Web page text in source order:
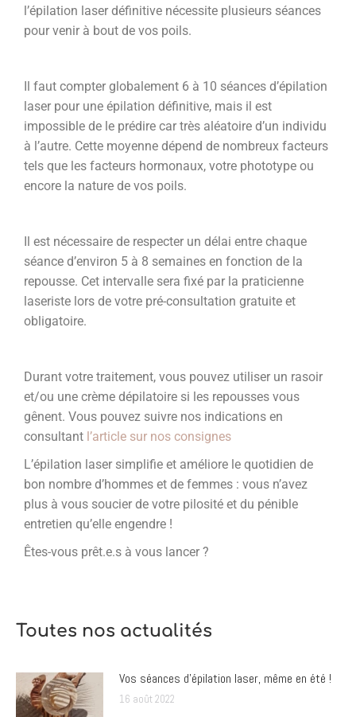
l’épilation laser définitive nécessite plusieurs séances
pour venir à bout de vos poils.
Il faut compter globalement 6 à 10 séances d’épilation
laser pour une épilation définitive, mais il est
impossible de le prédire car très aléatoire d’un individu
à l’autre. Cette moyenne dépend de nombreux facteurs
tels que les facteurs hormonaux, votre phototype ou
encore la nature de vos poils.
Il est nécessaire de respecter un délai entre chaque
séance d’environ 5 à 8 semaines en fonction de la
repousse. Cet intervalle sera fixé par la praticienne
laseriste lors de votre pré-consultation gratuite et
obligatoire.
Durant votre traitement, vous pouvez utiliser un rasoir
et/ou une crème dépilatoire si les repousses vous
gênent. Vous pouvez suivre nos indications en
consultant l’article sur nos consignes
L’épilation laser simplifie et améliore le quotidien de
bon nombre d’hommes et de femmes : vous n’avez
plus à vous soucier de votre pilosité et du pénible
entretien qu’elle engendre !
Êtes-vous prêt.e.s à vous lancer ?
Toutes nos actualités
Vos séances d’épilation laser, même en été !
16 août 2022